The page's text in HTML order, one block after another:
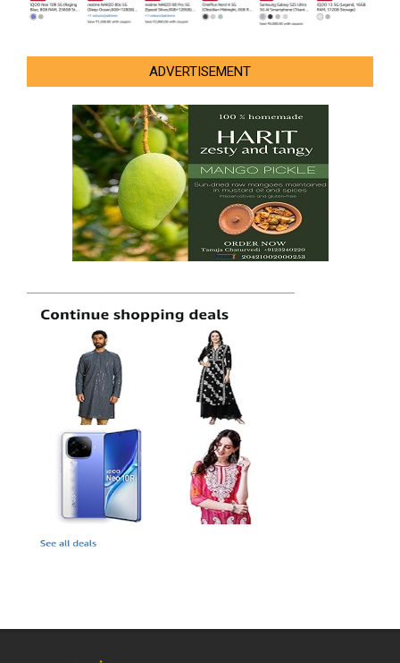
ADVERTISEMENT